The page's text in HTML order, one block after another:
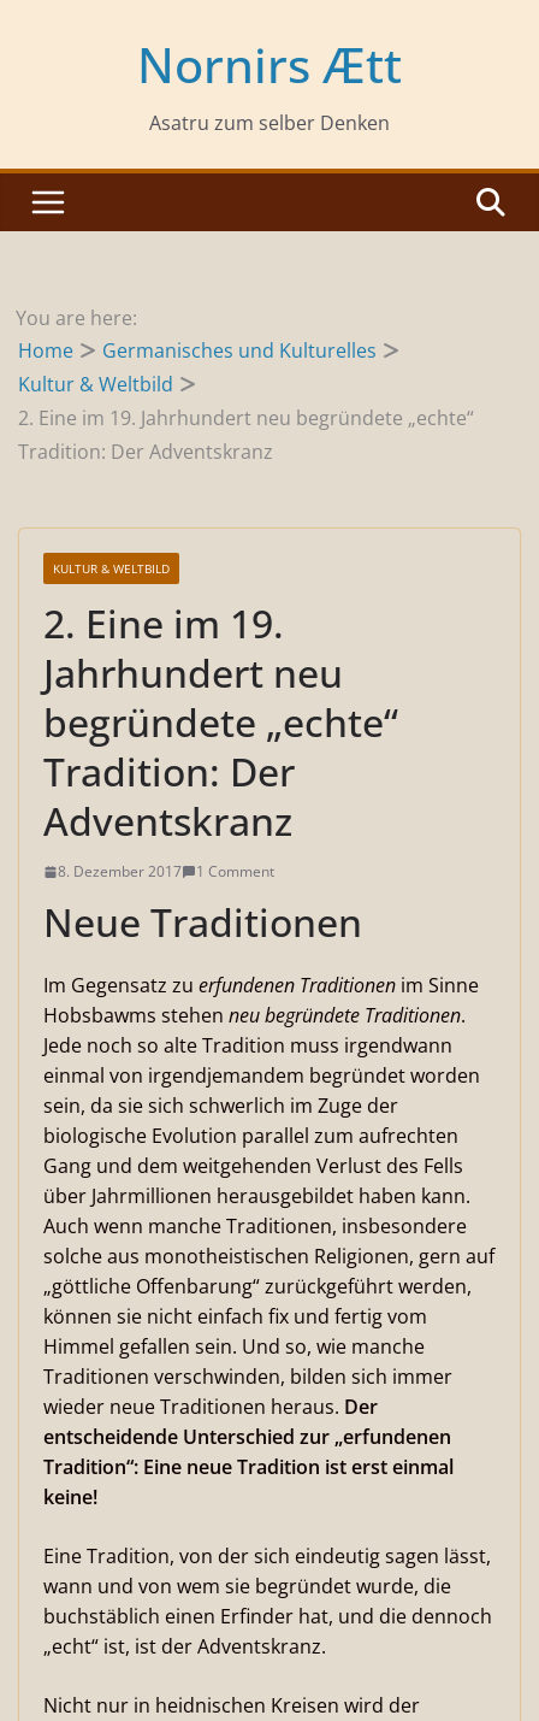
Nornirs Ætt
Asatru zum selber Denken
You are here:
Home
Germanisches und Kulturelles
Kultur & Weltbild
2. Eine im 19. Jahrhundert neu begründete „echte“
Tradition: Der Adventskranz
KULTUR & WELTBILD
2. Eine im 19.
Jahrhundert neu
begründete „echte“
Tradition: Der
Adventskranz
8. Dezember 2017 1 Comment
Neue Traditionen
Im Gegensatz zu erfundenen Traditionen im Sinne
Hobsbawms stehen neu begründete Traditionen.
Jede noch so alte Tradition muss irgendwann
einmal von irgendjemandem begründet worden
sein, da sie sich schwerlich im Zuge der
biologische Evolution parallel zum aufrechten
Gang und dem weitgehenden Verlust des Fells
über Jahrmillionen herausgebildet haben kann.
Auch wenn manche Traditionen, insbesondere
solche aus monotheistischen Religionen, gern auf
„göttliche Offenbarung“ zurückgeführt werden,
können sie nicht einfach fix und fertig vom
Himmel gefallen sein. Und so, wie manche
Traditionen verschwinden, bilden sich immer
wieder neue Traditionen heraus. Der
entscheidende Unterschied zur „erfundenen
Tradition“: Eine neue Tradition ist erst einmal
keine!
Eine Tradition, von der sich eindeutig sagen lässt,
wann und von wem sie begründet wurde, die
buchstäblich einen Erfinder hat, und die dennoch
„echt“ ist, ist der Adventskranz.
Nicht nur in heidnischen Kreisen wird der